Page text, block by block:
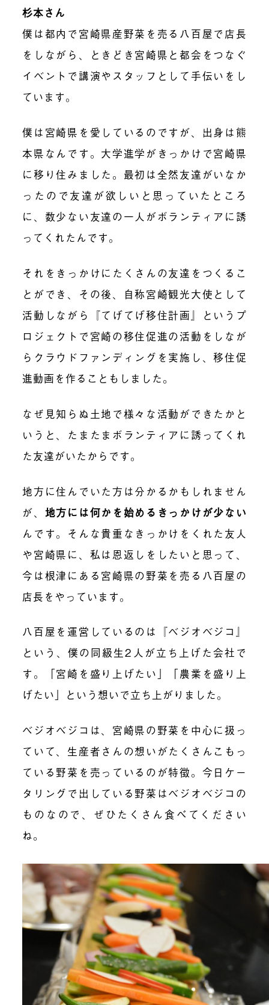
杉本さん
僕は都内で宮崎県産野菜を売る八百屋で店長
をしながら、ときどき宮崎県と都会をつなぐ
イベントで講演やスタッフとして手伝いをし
ています。
僕は宮崎県を愛しているのですが、出身は熊
本県なんです。大学進学がきっかけで宮崎県
に移り住みました。最初は全然友達がいなか
ったので友達が欲しいと思っていたところ
に、数少ない友達の一人がボランティアに誘
ってくれたんです。
それをきっかけにたくさんの友達をつくるこ
とができ、その後、自称宮崎観光大使として
活動しながら『てげてげ移住計画』というプ
ロジェクトで宮崎の移住促進の活動をしなが
らクラウドファンディングを実施し、移住促
進動画を作ることもしました。
なぜ見知らぬ土地で様々な活動ができたかと
いうと、たまたまボランティアに誘ってくれ
た友達がいたからです。
地方に住んでいた方は分かるかもしれません
が、 地方には何かを始めるきっかけが少ない
んです。そんな貴重なきっかけをくれた友人
や宮崎県に、私は恩返しをしたいと思って、
今は根津にある宮崎県の野菜を売る八百屋の
店長をやっています。
八百屋を運営しているのは『ベジオベジコ』
という、僕の同級生2 人が立ち上げた会社で
す。「宮崎を盛り上げたい」「農業を盛り上
げたい」という想いで立ち上がりました。
ベジオベジコは、宮崎県の野菜を中心に扱っ
ていて、生産者さんの想いがたくさんこもっ
ている野菜を売っているのが特徴。今日ケー
タリングで出している野菜はベジオベジコの
ものなので、ぜひたくさん食べてください
ね。